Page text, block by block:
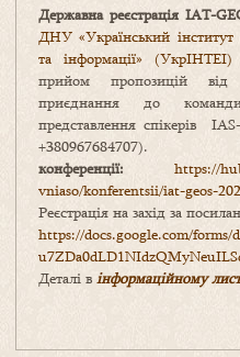
Державна реєстрація IAT-
ДНУ «Український інститут
та інформації» (УкрІНТЕІ)
прийом пропозицій від
приєднання до
представлення спікерів
конференції: https://
vniaso/konferentsii/iat-geos-
Реєстрація на захід за
https://docs.google.com/forms/
Деталі в інформаційному